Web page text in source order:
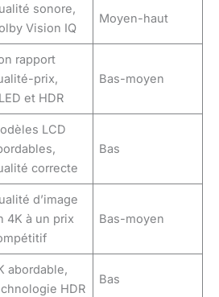
sonore,
Vision IQ
Moyen-haut
rapport
prix,
et HDR
Bas-moyen
LCD
correcte
Bas
d’image
4K à un prix
Bas-moyen
abordable,
HDR
Bas